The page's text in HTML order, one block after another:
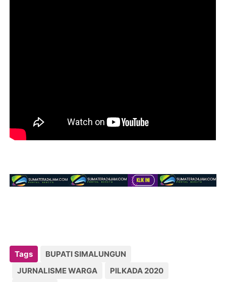
Tags
BUPATI SIMALUNGUN
JURNALISME WARGA
PILKADA 2020